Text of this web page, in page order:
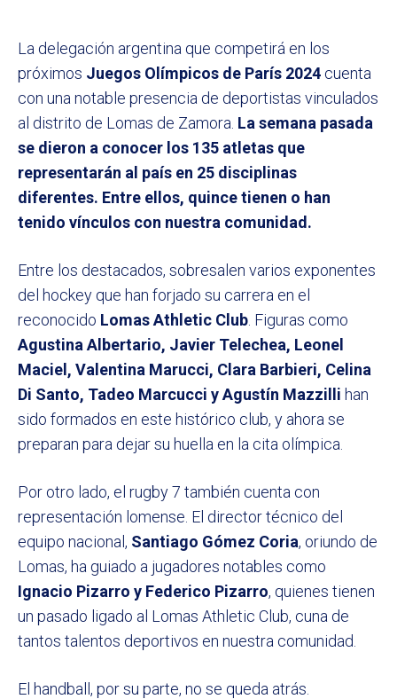
La delegación argentina que competirá en los
próximos Juegos Olímpicos de París 2024 cuenta
con una notable presencia de deportistas vinculados
al distrito de Lomas de Zamora. La semana pasada
se dieron a conocer los 135 atletas que
representarán al país en 25 disciplinas
diferentes. Entre ellos, quince tienen o han
tenido vínculos con nuestra comunidad.
Entre los destacados, sobresalen varios exponentes
del hockey que han forjado su carrera en el
reconocido Lomas Athletic Club . Figuras como
Agustina Albertario, Javier Telechea, Leonel
Maciel, Valentina Marucci, Clara Barbieri, Celina
Di Santo, Tadeo Marcucci y Agustín Mazzilli han
sido formados en este histórico club, y ahora se
preparan para dejar su huella en la cita olímpica.
Por otro lado, el rugby 7 también cuenta con
representación lomense. El director técnico del
equipo nacional, Santiago Gómez Coria, oriundo de
Lomas, ha guiado a jugadores notables como
Ignacio Pizarro y Federico Pizarro, quienes tienen
un pasado ligado al Lomas Athletic Club, cuna de
tantos talentos deportivos en nuestra comunidad.
El handball, por su parte, no se queda atrás.